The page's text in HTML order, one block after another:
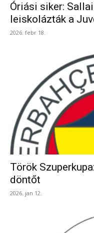
Óriási siker:
leiskolázták a
2026. febr 18.
Török
döntőt
2026. jan 12.